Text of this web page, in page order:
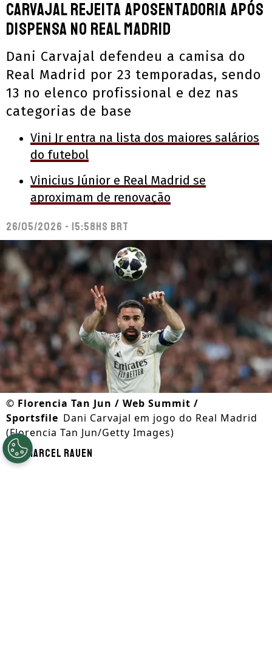
Carvajal rejeita aposentadoria após
dispensa no Real Madrid
Dani Carvajal defendeu a camisa do
Real Madrid por 23 temporadas, sendo
13 no elenco profissional e dez nas
categorias de base
Vini Jr entra na lista dos maiores salários
do futebol
Vinicius Júnior e Real Madrid se
aproximam de renovação
26/05/2026 - 15:58hs BRT
© Florencia Tan Jun / Web Summit /
Sportsfile Dani Carvajal em jogo do Real Madrid
(Florencia Tan Jun/Getty Images)
PorMarcel Rauen